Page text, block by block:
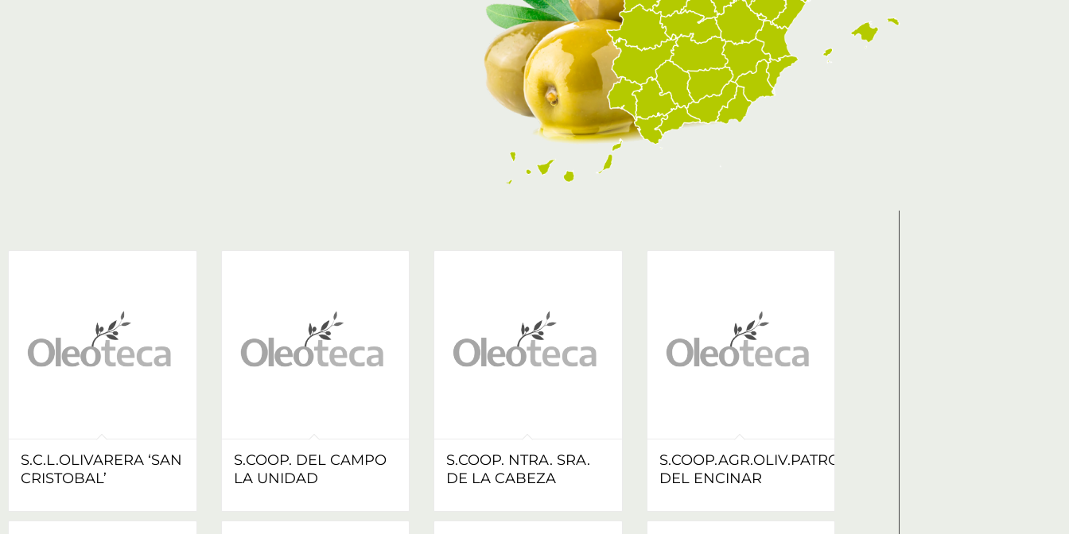
S.C.L.OLIVARERA ‘SAN
CRISTOBAL’
S.COOP. DEL CAMPO
LA UNIDAD
S.COOP. NTRA. SRA.
DE LA CABEZA
S.COOP.AGR.OLIV.PATRONA
DEL ENCINAR